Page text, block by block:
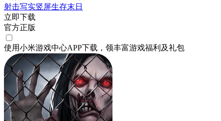
射击写实竖屏生存末日
立即下载
官方正版
使用小米游戏中心APP下载 ，领丰富游戏福利 及礼包